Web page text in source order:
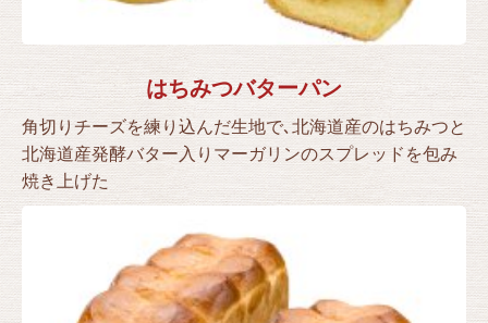
はちみつバターパン
角切りチーズを練り込んだ生地で､北海道産のはちみつと
北海道産発酵バター入りマーガリンのスプレッドを包み
焼き上げた